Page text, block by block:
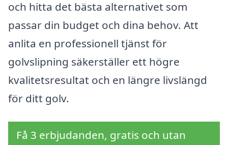
och hitta det bästa alternativet som
passar din budget och dina behov. Att
anlita en professionell tjänst för
golvslipning säkerställer ett högre
kvalitetsresultat och en längre livslängd
för ditt golv.
Få 3 erbjudanden, gratis och utan